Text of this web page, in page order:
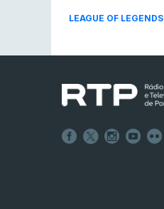
LEAGUE OF LEGENDS